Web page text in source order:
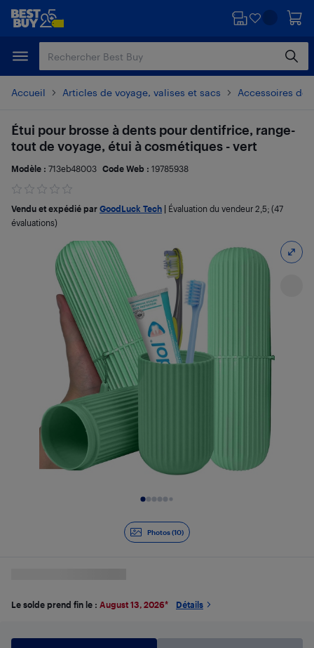
Passer
principal
Passer
Accueil Articles de voyage, valises et sacs Accessoires de
Photos (10)
Étui pour brosse à dents pour dentifrice, range-
tout de voyage, étui à cosmétiques - vert
Modèle : 713eb48003 Code Web : 19785938
Vendu et expédié par GoodLuck Tech Évaluation du vendeur 2,5; (47
évaluations)
Le solde prend fin le : August 13, 2026* Détails